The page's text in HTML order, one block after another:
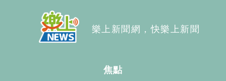
樂上新聞網，快樂上新聞
焦點